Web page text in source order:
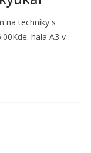
na techniky s
hala A3 v